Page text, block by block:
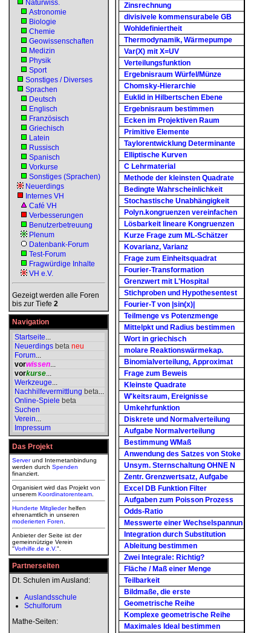
Naturwiss.
Astronomie
Biologie
Chemie
Geowissenschaften
Medizin
Physik
Sport
Sonstiges / Diverses
Sprachen
Deutsch
Englisch
Französisch
Griechisch
Latein
Russisch
Spanisch
Vorkurse
Sonstiges (Sprachen)
Neuerdings
Internes VH
Café VH
Verbesserungen
Benutzerbetreuung
Plenum
Datenbank-Forum
Test-Forum
Fragwürdige Inhalte
VH e.V.
Gezeigt werden alle Foren
bis zur Tiefe 2
Navigation
Startseite...
Neuerdings beta neu
Forum...
vorwissen...
vorkurse...
Werkzeuge...
Nachhilfevermittlung beta...
Online-Spiele beta
Suchen
Verein...
Impressum
Das Projekt
Serverund Internetanbindung
werden durch Spenden
finanziert.
Organisiert wird das Projekt von
unserem Koordinatorenteam
Hunderte Mitgliederhelfen
ehrenamtlich in unseren
moderierten Foren
Anbieter der Seite ist der
gemeinnützige Verein
"Vorhilfe.de e.V.".
Partnerseiten
Dt. Schulen im Ausland:
Auslandsschule
Schulforum
Mathe-Seiten:
Zinsrechnung
divisivele kommensurabele GB
Wohldefiniertheit
Thermodynamik, Wärmepumpe
Var(X) mit X=UV
Verteilungsfunktion
Ergebnisraum Würfel/Münze
Chomsky-Hierarchie
Euklid in Hilbertschen Ebene
Ergebnisraum bestimmen
Ecken im Projektiven Raum
Primitive Elemente
Taylorentwicklung Determinante
Elliptische Kurven
C Lehrmaterial
Methode der kleinsten Quadrate
Bedingte Wahrscheinlichkeit
Stochastische Unabhängigkeit
Polyn.kongruenzen vereinfachen
Lösbarkeit lineare Kongruenzen
Kurze Frage zum ML-Schätzer
Kovarianz, Varianz
Frage zum Einheitsquadrat
Fourier-Transformation
Grenzwert mit L'Hospital
Stichproben und Hypothesentest
Fourier-T von |sin(x)|
Teilmenge vs Potenzmenge
Mittelpkt und Radius bestimmen
Wort in griechisch
molare Reaktionswärmekap.
Binomialverteilung, Approximat
Frage zum Beweis
Kleinste Quadrate
W'keitsraum, Ereignisse
Umkehrfunktion
Diskrete und Normalverteilung
Aufgabe Normalverteilung
Bestimmung WMaß
Anwendung des Satzes von Stoke
Unsym. Sternschaltung OHNE N
Zentr. Grenzwertsatz, Aufgabe
Excel DB Funktion Filter
Aufgaben zum Poisson Prozess
Odds-Ratio
Messwerte einer Wechselspannun
Integration durch Substitution
Ableitung bestimmen
Zwei Integrale: Richtig?
Fläche / Maß einer Menge
Teilbarkeit
Bildmaße, die erste
Geometrische Reihe
Komplexe geometrische Reihe
Maximales Ideal bestimmen